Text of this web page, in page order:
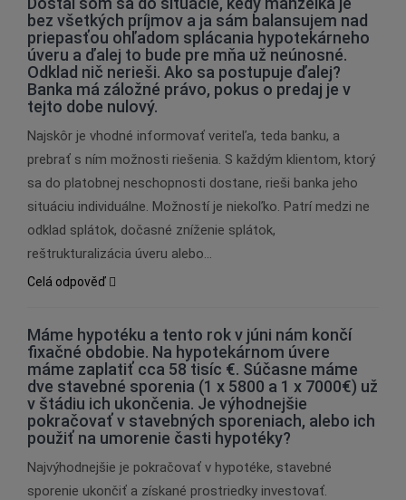
bez všetkých príjmov a ja sám balansujem nad
priepasťou ohľadom splácania hypotekárneho
úveru a ďalej to bude pre mňa už neúnosné.
Odklad nič nerieši. Ako sa postupuje ďalej?
Banka má záložné právo, pokus o predaj je v
tejto dobe nulový.
Najskôr je vhodné informovať veriteľa, teda banku, a
prebrať s ním možnosti riešenia. S každým klientom, ktorý
sa do platobnej neschopnosti dostane, rieši banka jeho
situáciu individuálne. Možností je niekoľko. Patrí medzi ne
odklad splátok, dočasné zníženie splátok,
reštrukturalizácia úveru alebo…
Celá odpověď
Máme hypotéku a tento rok v júni nám končí
fixačné obdobie. Na hypotekárnom úvere
máme zaplatiť cca 58 tisíc €. Súčasne máme
dve stavebné sporenia (1 x 5800 a 1 x 7000€) už
v štádiu ich ukončenia. Je výhodnejšie
pokračovať v stavebných sporeniach, alebo ich
použiť na umorenie časti hypotéky?
Najvýhodnejšie je pokračovať v hypotéke, stavebné
sporenie ukončiť a získané prostriedky investovať.